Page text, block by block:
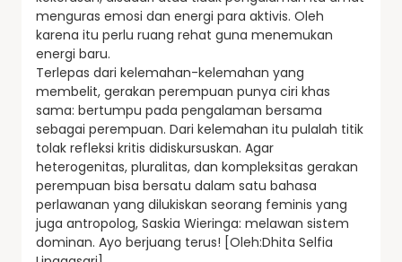
menguras emosi dan energi para aktivis. Oleh
karena itu perlu ruang rehat guna menemukan
energi baru.
Terlepas dari kelemahan-kelemahan yang
membelit, gerakan perempuan punya ciri khas
sama: bertumpu pada pengalaman bersama
sebagai perempuan. Dari kelemahan itu pulalah titik
tolak refleksi kritis didiskursuskan. Agar
heterogenitas, pluralitas, dan kompleksitas gerakan
perempuan bisa bersatu dalam satu bahasa
perlawanan yang dilukiskan seorang feminis yang
juga antropolog, Saskia Wieringa: melawan sistem
dominan. Ayo berjuang terus! [Oleh:Dhita Selfia